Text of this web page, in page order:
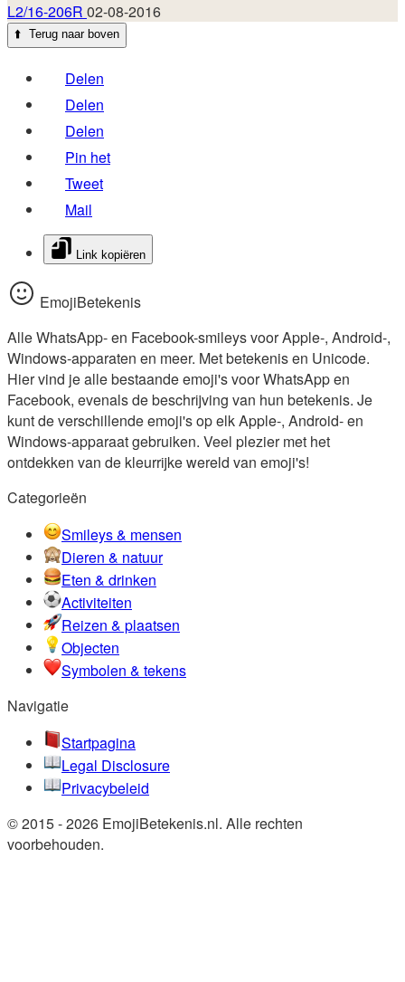
L2/16-206R 02-08-2016
⬆️ Terug naar boven
Delen
Delen
Delen
Pin het
Tweet
Mail
Link kopiëren
EmojiBetekenis
Alle WhatsApp- en Facebook-smileys voor Apple-, Android-,
Windows-apparaten en meer. Met betekenis en Unicode.
Hier vind je alle bestaande emoji's voor WhatsApp en
Facebook, evenals de beschrijving van hun betekenis. Je
kunt de verschillende emoji's op elk Apple-, Android- en
Windows-apparaat gebruiken. Veel plezier met het
ontdekken van de kleurrijke wereld van emoji's!
Categorieën
Smileys & mensen
Dieren & natuur
Eten & drinken
Activiteiten
Reizen & plaatsen
Objecten
Symbolen & tekens
Navigatie
Startpagina
Legal Disclosure
Privacybeleid
© 2015 - 2026 EmojiBetekenis.nl. Alle rechten
voorbehouden.